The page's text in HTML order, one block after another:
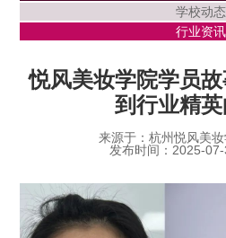
学校动态
行业资讯
悦风美妆学院学员
到行业精
来源于：杭州悦风美
发布时间：2025-